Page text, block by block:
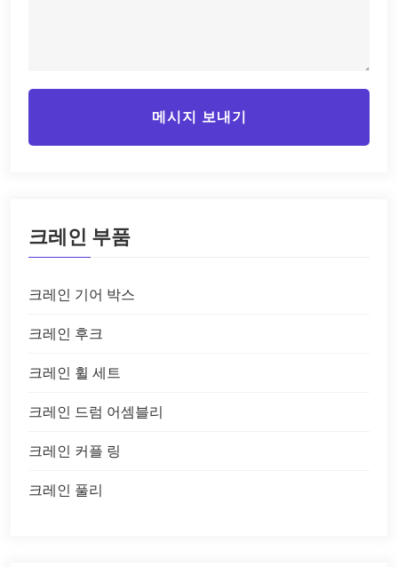
메시지 보내기
크레인 부품
크레인 기어 박스
크레인 후크
크레인 휠 세트
크레인 드럼 어셈블리
크레인 커플 링
크레인 풀리